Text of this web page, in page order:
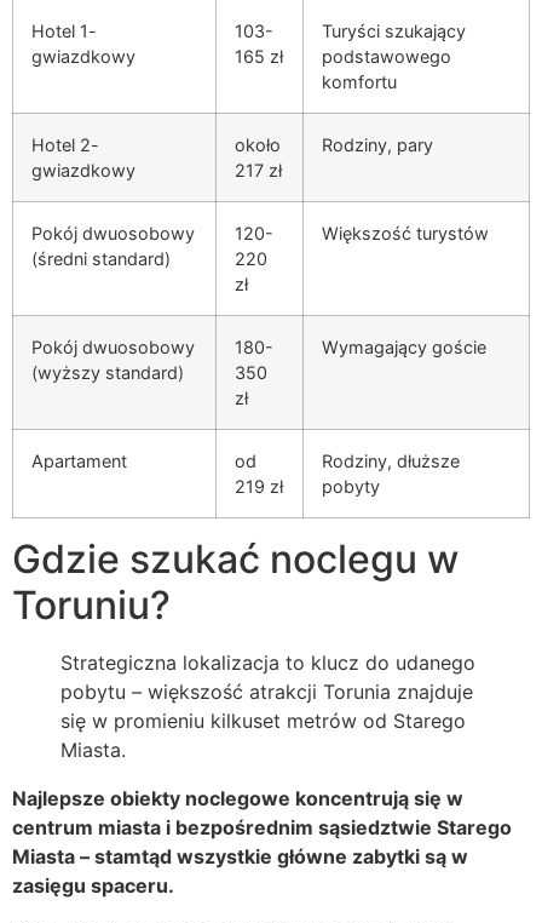
Hotel 1-
gwiazdkowy
103-
165 zł
Turyści szukający
podstawowego
komfortu
Hotel 2-
gwiazdkowy
około
217 zł
Rodziny, pary
Pokój dwuosobowy
(średni standard)
120-
220
zł
Większość turystów
Pokój dwuosobowy
(wyższy standard)
180-
350
zł
Wymagający goście
Apartament
od
219 zł
Rodziny, dłuższe
pobyty
Gdzie szukać noclegu w
Toruniu?
Strategiczna lokalizacja to klucz do udanego
pobytu – większość atrakcji Torunia znajduje
się w promieniu kilkuset metrów od Starego
Miasta.
Najlepsze obiekty noclegowe koncentrują się w
centrum miasta i bezpośrednim sąsiedztwie Starego
Miasta – stamtąd wszystkie główne zabytki są w
zasięgu spaceru.